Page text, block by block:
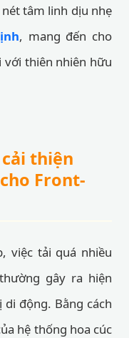
nét tâm linh dịu nhẹ
, mang đến cho
với thiên nhiên hữu
thiện
Front-
việc tải quá nhiều
gây ra hiện
động. Bằng cách
hệ thống hoa cúc